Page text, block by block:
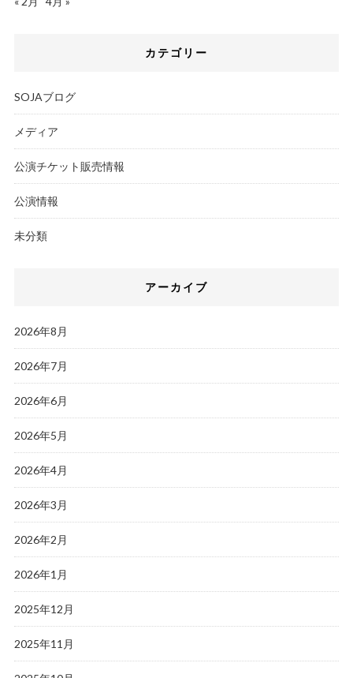
カテゴリー
SOJAブログ
メディア
公演チケット販売情報
公演情報
未分類
アーカイブ
2026年8月
2026年7月
2026年6月
2026年5月
2026年4月
2026年3月
2026年2月
2026年1月
2025年12月
2025年11月